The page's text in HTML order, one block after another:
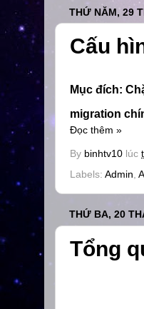
THỨ NĂM, 29
Cấu
Mục đích:
migration
Đọc thêm »
By binhtv10 lúc
Labels: Admin,
THỨ BA, 20
Tổng